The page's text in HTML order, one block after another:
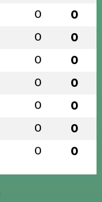
0 0
0 0
0 0
0 0
0 0
0 0
0 0